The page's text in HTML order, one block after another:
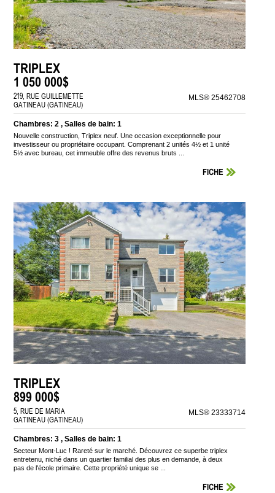
TRIPLEX
1 050 000$
219, RUE GUILLEMETTE
GATINEAU (GATINEAU)
MLS® 25462708
Chambres: 2 , Salles de bain: 1
Nouvelle construction, Triplex neuf. Une occasion exceptionnelle pour
investisseur ou propriétaire occupant. Comprenant 2 unités 4½ et 1 unité
5½ avec bureau, cet immeuble offre des revenus bruts ...
FICHE
TRIPLEX
899 000$
5, RUE DE MARIA
GATINEAU (GATINEAU)
MLS® 23333714
Chambres: 3 , Salles de bain: 1
Secteur Mont-Luc ! Rareté sur le marché. Découvrez ce superbe triplex
entretenu, niché dans un quartier familial des plus en demande, à deux
pas de l'école primaire. Cette propriété unique se ...
FICHE